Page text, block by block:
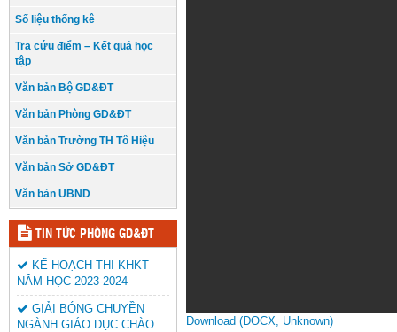
Số liệu thống kê
Tra cứu điểm – Kết quả học
tập
Văn bản Bộ GD&ĐT
Văn bản Phòng GD&ĐT
Văn bản Trường TH Tô Hiệu
Văn bản Sở GD&ĐT
Văn bản UBND
TIN TỨC PHÒNG GD&ĐT
KẾ HOẠCH THI KHKT
NĂM HỌC 2023-2024
GIẢI BÓNG CHUYỀN
NGÀNH GIÁO DỤC CHÀO
Download (DOCX, Unknown)